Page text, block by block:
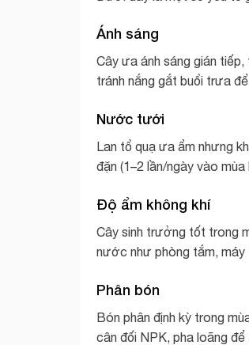
Ánh sáng
Cây ưa ánh sáng gián
tránh nắng gắt buổi trưa
Nước tưới
Lan tổ quạ ưa ẩm nhưng
đặn (1–2 lần/ngày vào
Độ ẩm không khí
Cây sinh trưởng tốt trong
nước như phòng tắm, máy
Phân bón
Bón phân định kỳ trong
cân đối NPK, pha loãng